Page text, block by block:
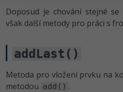
Doposud je chování stejné se
však další metody pro práci s
addLast()
Metoda pro vložení prvku na
metodou add() .